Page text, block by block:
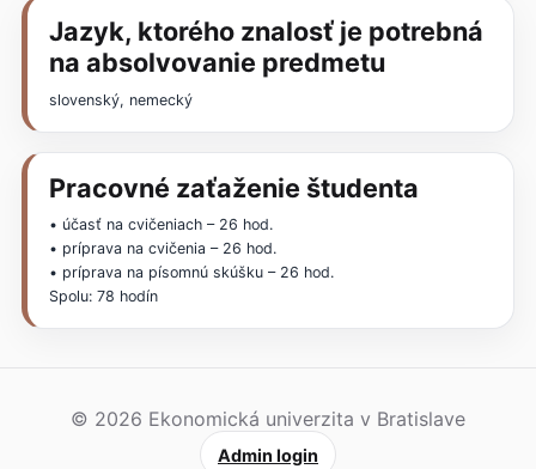
Jazyk, ktorého znalosť je potrebná
na absolvovanie predmetu
slovenský, nemecký
Pracovné zaťaženie študenta
• účasť na cvičeniach – 26 hod.
• príprava na cvičenia – 26 hod.
• príprava na písomnú skúšku – 26 hod.
Spolu: 78 hodín
© 2026 Ekonomická univerzita v Bratislave
Admin login